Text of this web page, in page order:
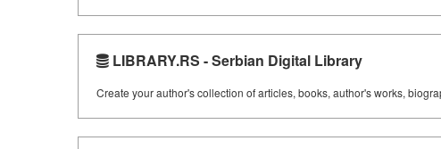
LIBRARY.RS - Serbian Digital Library
Create your author's collection of articles, books, author's works,